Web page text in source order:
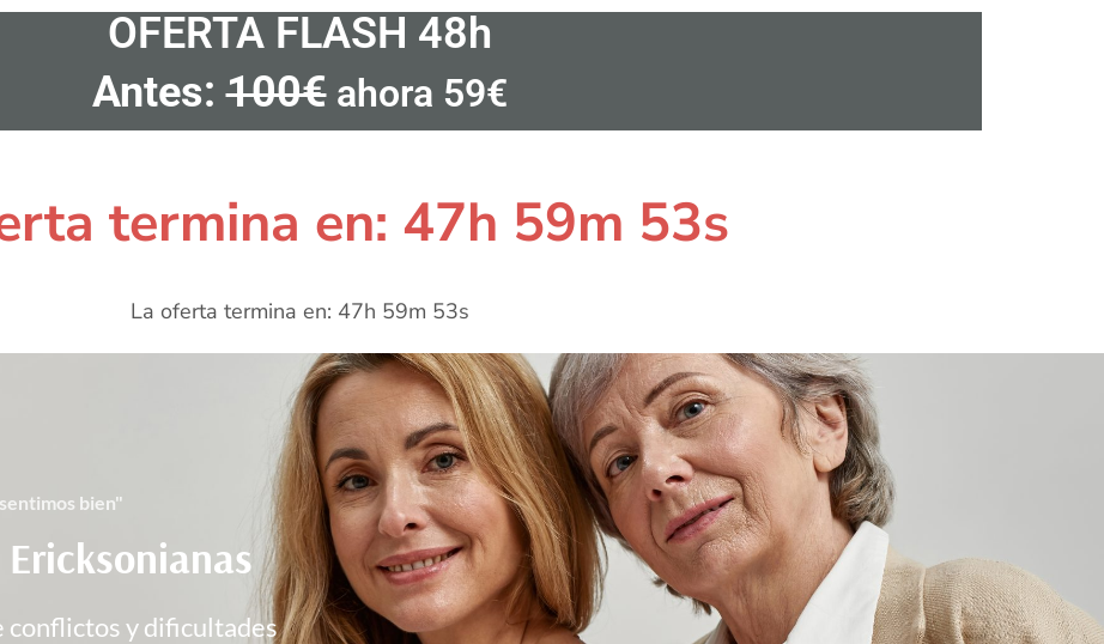
OFERTA FLASH 48h
Antes:100€ahora 59€
termina en: 47h 59m 52s
La oferta termina en: 47h 59m 52s
bien"
conflictos y dificultades